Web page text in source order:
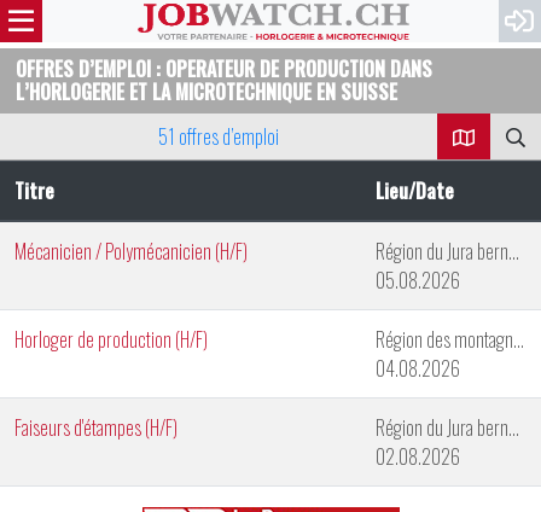
OFFRES D’EMPLOI : OPERATEUR DE PRODUCTION DANS
L’HORLOGERIE ET LA MICROTECHNIQUE EN SUISSE
51 offres d’emploi
Titre
Lieu/Date
Mécanicien / Polymécanicien (H/F)
Région du Jura bernois
05.08.2026
Horloger de production (H/F)
Région des montagnes neuchâteloises
04.08.2026
Faiseurs d'étampes (H/F)
Région du Jura bernois
02.08.2026